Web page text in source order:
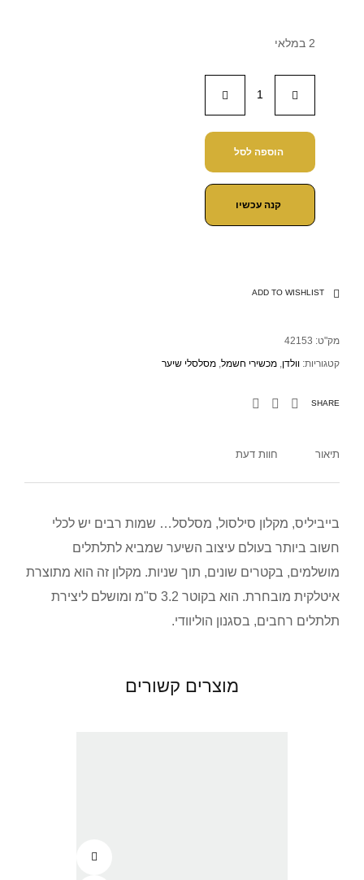
2 במלאי
הוספה לסל
קנה עכשיו
ADD TO WISHLIST
מק"ט: 42153
קטגוריות: וולדן, מכשירי חשמל, מסלסלי שיער
SHARE
תיאור חוות דעת
בייביליס, מקלון סילסול, מסלסל… שמות רבים יש לכלי
חשוב ביותר בעולם עיצוב השיער שמביא לתלתלים
מושלמים, בקטרים שונים, תוך שניות. מקלון זה הוא מתוצרת
איטלקית מובחרת. הוא בקוטר 3.2 ס"מ ומושלם ליצירת
תלתלים רחבים, בסגנון הוליוודי.
מוצרים קשורים